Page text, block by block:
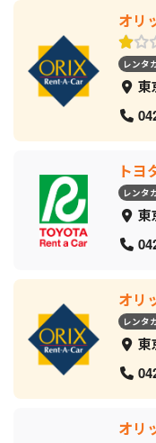
オリ
レンタ
東
トヨ
レンタ
東
オリ
レンタ
東
オリ